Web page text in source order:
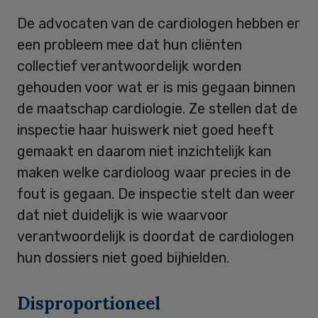
De advocaten van de cardiologen hebben er
een probleem mee dat hun cliënten
collectief verantwoordelijk worden
gehouden voor wat er is mis gegaan binnen
de maatschap cardiologie. Ze stellen dat de
inspectie haar huiswerk niet goed heeft
gemaakt en daarom niet inzichtelijk kan
maken welke cardioloog waar precies in de
fout is gegaan. De inspectie stelt dan weer
dat niet duidelijk is wie waarvoor
verantwoordelijk is doordat de cardiologen
hun dossiers niet goed bijhielden.
Disproportioneel